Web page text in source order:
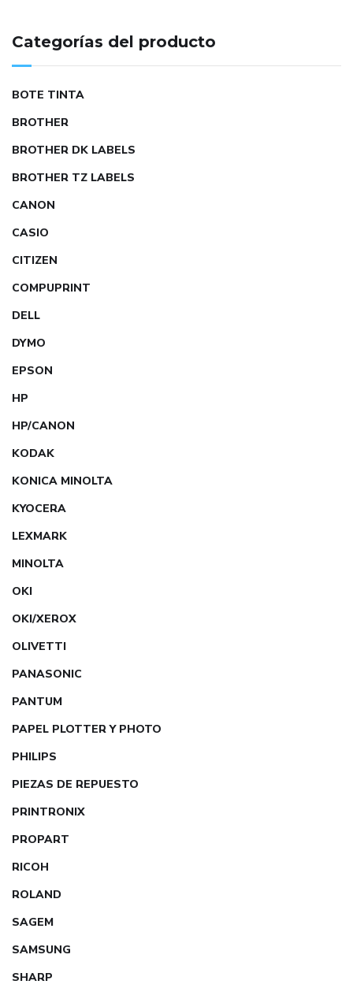
Categorías del producto
BOTE TINTA
BROTHER
BROTHER DK LABELS
BROTHER TZ LABELS
CANON
CASIO
CITIZEN
COMPUPRINT
DELL
DYMO
EPSON
HP
HP/CANON
KODAK
KONICA MINOLTA
KYOCERA
LEXMARK
MINOLTA
OKI
OKI/XEROX
OLIVETTI
PANASONIC
PANTUM
PAPEL PLOTTER Y PHOTO
PHILIPS
PIEZAS DE REPUESTO
PRINTRONIX
PROPART
RICOH
ROLAND
SAGEM
SAMSUNG
SHARP